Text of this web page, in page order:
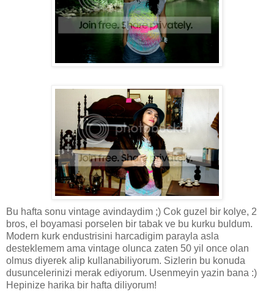
Bu hafta sonu vintage avindaydim ;) Cok guzel bir kolye, 2
bros, el boyamasi porselen bir tabak ve bu kurku buldum.
Modern kurk endustrisini harcadigim parayla asla
desteklemem ama vintage olunca zaten 50 yil once olan
olmus diyerek alip kullanabiliyorum. Sizlerin bu konuda
dusuncelerinizi merak ediyorum. Usenmeyin yazin bana :)
Hepinize harika bir hafta diliyorum!